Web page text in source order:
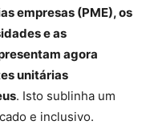
empresas (PME), os
e as
agora
unitárias
. Isto sublinha um
e inclusivo.